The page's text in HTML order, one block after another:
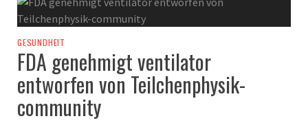
GESUNDHEIT
FDA genehmigt ventilator
entworfen von Teilchenphysik-
community